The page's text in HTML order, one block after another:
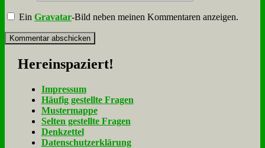
EinGravatar-Bild neben meinen Kommentaren anzeigen.
Her­ein­spa­ziert!
Im­pres­sum
Häu­fig ge­stell­te Fra­gen
Mu­ster­map­pe
Sel­ten ge­stell­te Fra­gen
Denk­zet­tel
Da­ten­schutz­er­klä­rung